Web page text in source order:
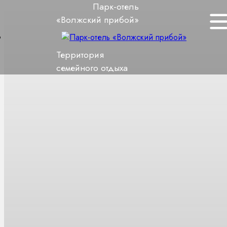
Парк-отель
«Волжский прибой»
Территория
семейного отдыха